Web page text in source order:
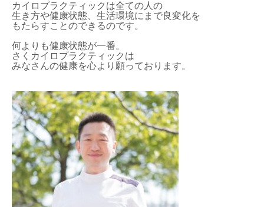
カイロプラクティックは全ての人の
生き方や健康状態、生活環境にまで良変化を
もたらすことのできるのです。
何よりも健康状態が一番。
さくカイロプラクティックは
みなさんの健康を心より願っております。